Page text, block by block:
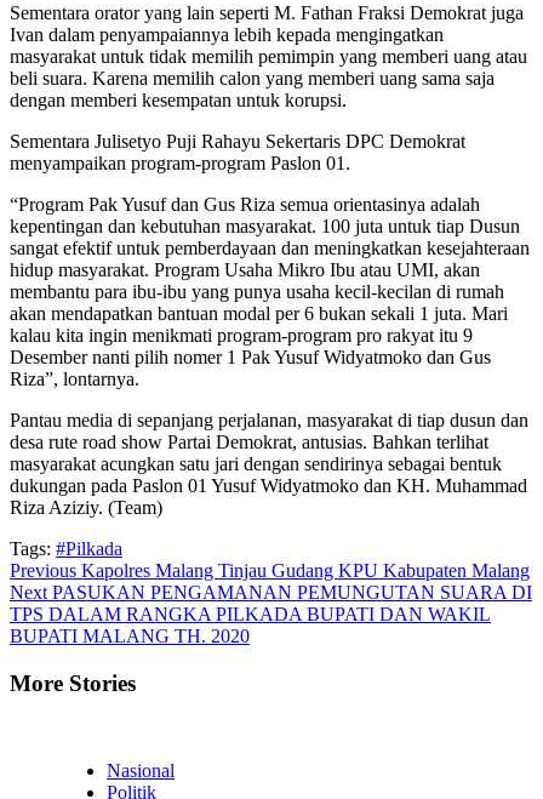
Sementara orator yang lain seperti M. Fathan Fraksi Demokrat juga
Ivan dalam penyampaiannya lebih kepada mengingatkan
masyarakat untuk tidak memilih pemimpin yang memberi uang atau
beli suara. Karena memilih calon yang memberi uang sama saja
dengan memberi kesempatan untuk korupsi.
Sementara Julisetyo Puji Rahayu Sekertaris DPC Demokrat
menyampaikan program-program Paslon 01.
“Program Pak Yusuf dan Gus Riza semua orientasinya adalah
kepentingan dan kebutuhan masyarakat. 100 juta untuk tiap Dusun
sangat efektif untuk pemberdayaan dan meningkatkan kesejahteraan
hidup masyarakat. Program Usaha Mikro Ibu atau UMI, akan
membantu para ibu-ibu yang punya usaha kecil-kecilan di rumah
akan mendapatkan bantuan modal per 6 bukan sekali 1 juta. Mari
kalau kita ingin menikmati program-program pro rakyat itu 9
Desember nanti pilih nomer 1 Pak Yusuf Widyatmoko dan Gus
Riza”, lontarnya.
Pantau media di sepanjang perjalanan, masyarakat di tiap dusun dan
desa rute road show Partai Demokrat, antusias. Bahkan terlihat
masyarakat acungkan satu jari dengan sendirinya sebagai bentuk
dukungan pada Paslon 01 Yusuf Widyatmoko dan KH. Muhammad
Riza Aziziy. (Team)
Tags: #Pilkada
Continue
Reading
Previous Kapolres Malang Tinjau Gudang KPU Kabupaten Malang
Next PASUKAN PENGAMANAN PEMUNGUTAN SUARA DI
TPS DALAM RANGKA PILKADA BUPATI DAN WAKIL
BUPATI MALANG TH. 2020
More Stories
Nasional
Politik